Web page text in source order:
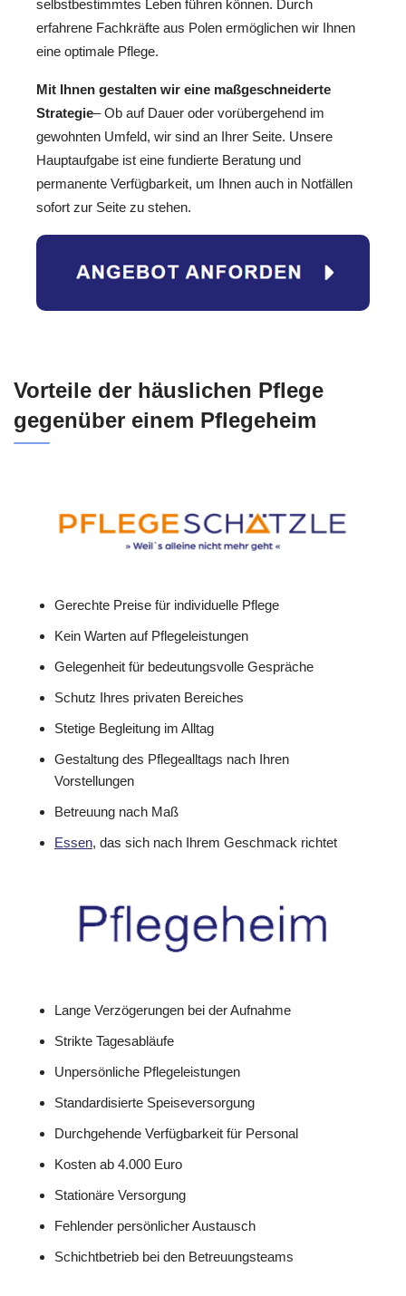
selbstbestimmtes Leben führen können. Durch
erfahrene Fachkräfte aus Polen ermöglichen wir Ihnen
eine optimale Pflege.
Mit Ihnen gestalten wir eine maßgeschneiderte
Strategie– Ob auf Dauer oder vorübergehend im
gewohnten Umfeld, wir sind an Ihrer Seite. Unsere
Hauptaufgabe ist eine fundierte Beratung und
permanente Verfügbarkeit, um Ihnen auch in Notfällen
sofort zur Seite zu stehen.
Vorteile der häuslichen Pflege
gegenüber einem Pflegeheim
Gerechte Preise für individuelle Pflege
Kein Warten auf Pflegeleistungen
Gelegenheit für bedeutungsvolle Gespräche
Schutz Ihres privaten Bereiches
Stetige Begleitung im Alltag
Gestaltung des Pflegealltags nach Ihren
Vorstellungen
Betreuung nach Maß
Essen, das sich nach Ihrem Geschmack richtet
Lange Verzögerungen bei der Aufnahme
Strikte Tagesabläufe
Unpersönliche Pflegeleistungen
Standardisierte Speiseversorgung
Durchgehende Verfügbarkeit für Personal
Kosten ab 4.000 Euro
Stationäre Versorgung
Fehlender persönlicher Austausch
Schichtbetrieb bei den Betreuungsteams